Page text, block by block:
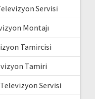
Servisi
Montajı
Tamircisi
Tamiri
Servisi